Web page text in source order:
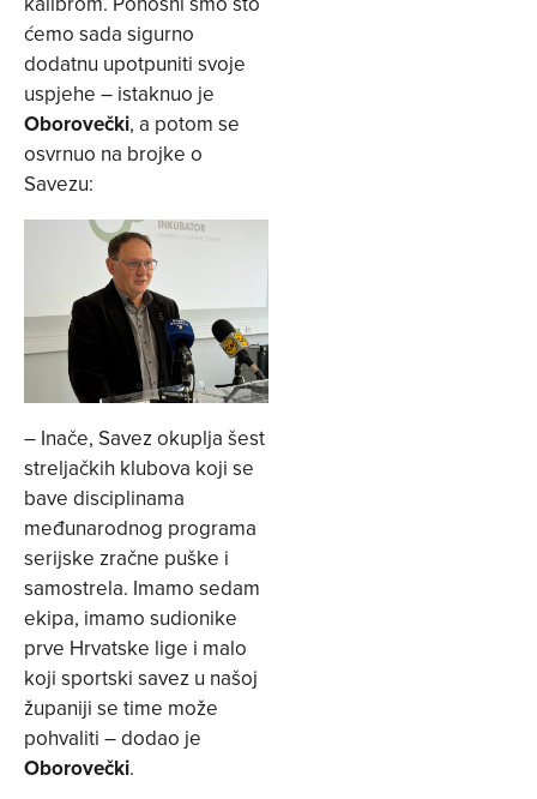
ćemo sada sigurno
dodatnu upotpuniti svoje
uspjehe – istaknuo je
Oborovečki, a potom se
osvrnuo na brojke o
Savezu:
– Inače, Savez okuplja šest
streljačkih klubova koji se
bave disciplinama
međunarodnog programa
serijske zračne puške i
samostrela. Imamo sedam
ekipa, imamo sudionike
prve Hrvatske lige i malo
koji sportski savez u našoj
županiji se time može
pohvaliti – dodao je
Oborovečki.